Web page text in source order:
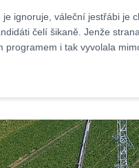
je ignoruje, váleční jestřábi je
čelí šikaně. Jenže
programem i tak vyvolala